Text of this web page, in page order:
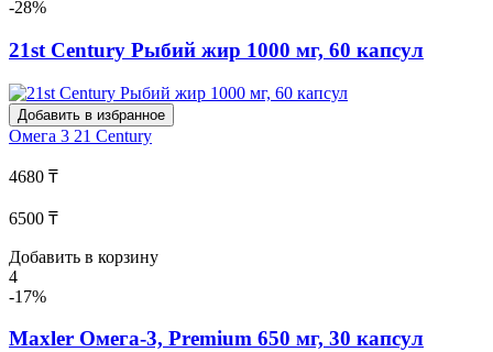
-28%
21st Century Рыбий жир 1000 мг, 60 капсул
Добавить в избранное
Омега 3 21 Century
4680 ₸
6500 ₸
Добавить в корзину
4
-17%
Maxler Омега-3, Premium 650 мг, 30 капсул